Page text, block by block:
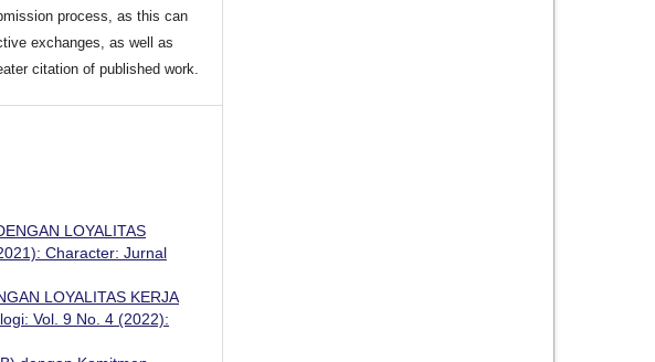
process, as this can
exchanges, as well as
citation of published work.
LOYALITAS
Character: Jurnal
LOYALITAS KERJA
Vol. 9 No. 4 (2022):